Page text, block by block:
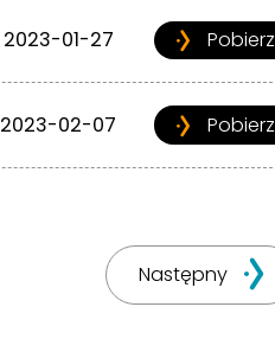
2023-01-27 Pobierz
2023-02-07 Pobierz
Następny